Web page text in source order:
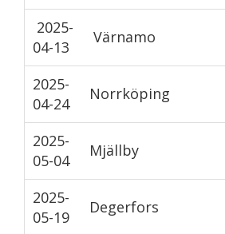
2025-
04-13
Värnamo
2025-
04-24
Norrköping
2025-
05-04
Mjällby
2025-
05-19
Degerfors